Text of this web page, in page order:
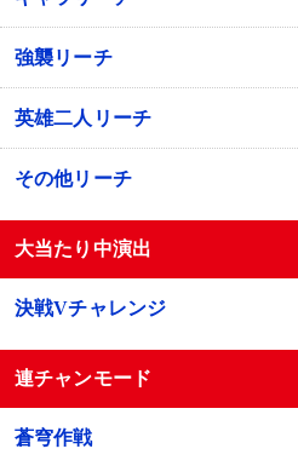
強襲リーチ
英雄二人リーチ
その他リーチ
大当たり中演出
決戦Vチャレンジ
連チャンモード
蒼穹作戦